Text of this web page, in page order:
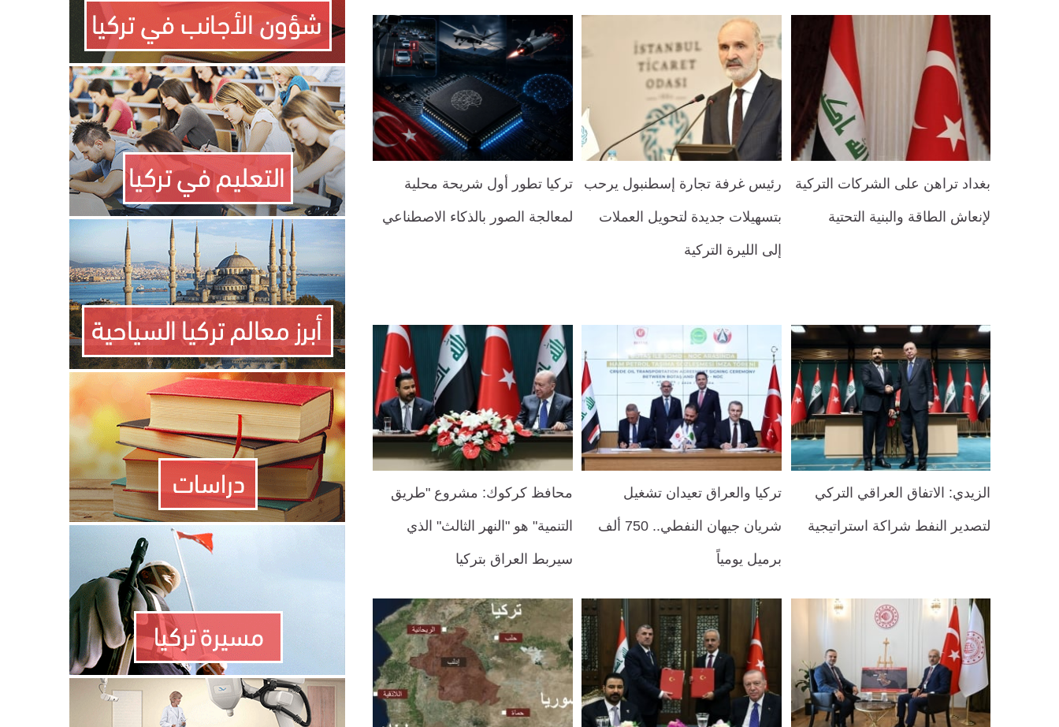
بغداد تراهن على الشركات التركية
لإنعاش الطاقة والبنية التحتية
رئيس غرفة تجارة إسطنبول يرحب
بتسهيلات جديدة لتحويل العملات
إلى الليرة التركية
تركيا تطور أول شريحة محلية
لمعالجة الصور بالذكاء الاصطناعي
الزيدي: الاتفاق العراقي التركي
لتصدير النفط شراكة استراتيجية
تركيا والعراق تعيدان تشغيل
شريان جيهان النفطي.. 750 ألف
برميل يومياً
محافظ كركوك: مشروع "طريق
التنمية" هو "النهر الثالث" الذي
سيربط العراق بتركيا